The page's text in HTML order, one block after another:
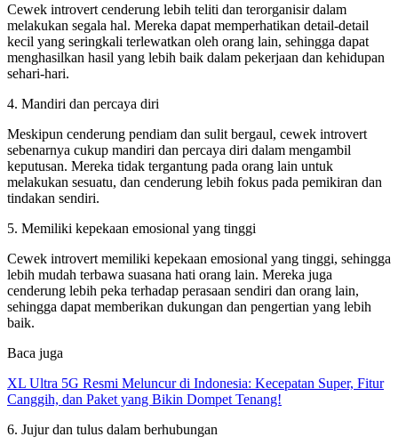
Cewek introvert cenderung lebih teliti dan terorganisir dalam
melakukan segala hal. Mereka dapat memperhatikan detail-detail
kecil yang seringkali terlewatkan oleh orang lain, sehingga dapat
menghasilkan hasil yang lebih baik dalam pekerjaan dan kehidupan
sehari-hari.
4. Mandiri dan percaya diri
Meskipun cenderung pendiam dan sulit bergaul, cewek introvert
sebenarnya cukup mandiri dan percaya diri dalam mengambil
keputusan. Mereka tidak tergantung pada orang lain untuk
melakukan sesuatu, dan cenderung lebih fokus pada pemikiran dan
tindakan sendiri.
5. Memiliki kepekaan emosional yang tinggi
Cewek introvert memiliki kepekaan emosional yang tinggi, sehingga
lebih mudah terbawa suasana hati orang lain. Mereka juga
cenderung lebih peka terhadap perasaan sendiri dan orang lain,
sehingga dapat memberikan dukungan dan pengertian yang lebih
baik.
Baca juga
XL Ultra 5G Resmi Meluncur di Indonesia: Kecepatan Super, Fitur
Canggih, dan Paket yang Bikin Dompet Tenang!
6. Jujur dan tulus dalam berhubungan